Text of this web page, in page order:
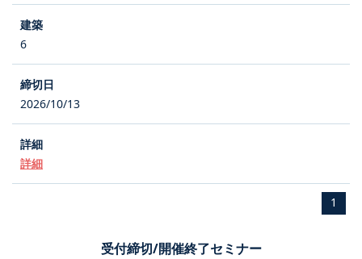
6
2026/10/13
詳細
1
受付締切/開催終了セミナー